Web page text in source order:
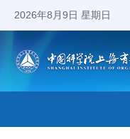
2026年8月9日 星期日